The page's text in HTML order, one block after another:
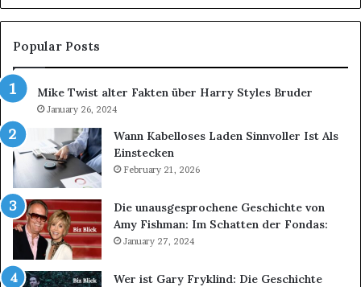
und
auf
Reisen
Popular Posts
Mike Twist alter Fakten über Harry Styles Bruder
January 26, 2024
Wann Kabelloses Laden Sinnvoller Ist Als
Einstecken
February 21, 2026
Die unausgesprochene Geschichte von
Amy Fishman: Im Schatten der Fondas:
January 27, 2024
Wer ist Gary Fryklind: Die Geschichte